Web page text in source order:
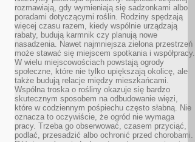
rozmawiają, gdy wymieniają się sadzonkami albo
poradami dotyczącymi roślin. Rodziny spędzają
więcej czasu razem, kiedy wspólnie urządzają
rabaty, budują karmnik czy planują nowe
nasadzenia. Nawet najmniejsza zielona przestrzeń
może stawać się miejscem spotkania i współpracy.
W wielu miejscowościach powstają ogrody
społeczne, które nie tylko upiększają okolicę, ale
także budują relacje między mieszkańcami.
Wspólna troska o rośliny okazuje się bardzo
skutecznym sposobem na odbudowanie więzi,
które w codziennym pośpiechu często słabną. Nie
oznacza to oczywiście, że ogród nie wymaga
pracy. Trzeba go obserwować, czasem przyciąć,
podlać, przesadzić albo ochronić przed chorobami.